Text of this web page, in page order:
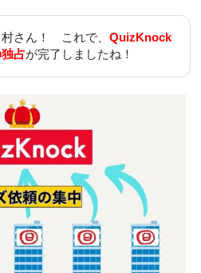
村さん！ これで、QuizKnock
占が完了しましたね！